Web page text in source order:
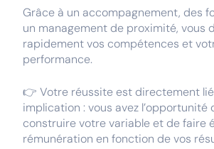
Grâce à un accompagnement, des
un management de proximité, vous
rapidement vos compétences et
performance.
👉 Votre réussite est directement
implication : vous avez l’opportunité
construire votre variable et de faire
rémunération en fonction de vos